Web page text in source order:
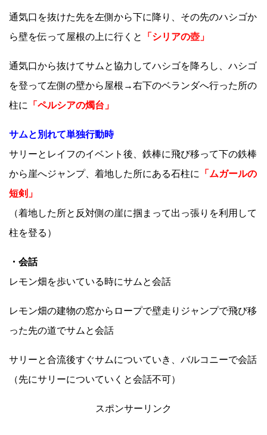
通気口を抜けた先を左側から下に降り、その先のハシゴか
ら壁を伝って屋根の上に行くと
「シリアの壺」
通気口から抜けてサムと協力してハシゴを降ろし、ハシゴ
を登って左側の壁から屋根→右下のベランダへ行った所の
柱に
「ペルシアの燭台」
サムと別れて単独行動時
サリーとレイフのイベント後、鉄棒に飛び移って下の鉄棒
から崖へジャンプ、着地した所にある石柱に
「ムガールの
短剣」
（着地した所と反対側の崖に掴まって出っ張りを利用して
柱を登る）
・会話
レモン畑を歩いている時にサムと会話
レモン畑の建物の窓からロープで壁走りジャンプで飛び移
った先の道でサムと会話
サリーと合流後すぐサムについていき、バルコニーで会話
（先にサリーについていくと会話不可）
スポンサーリンク